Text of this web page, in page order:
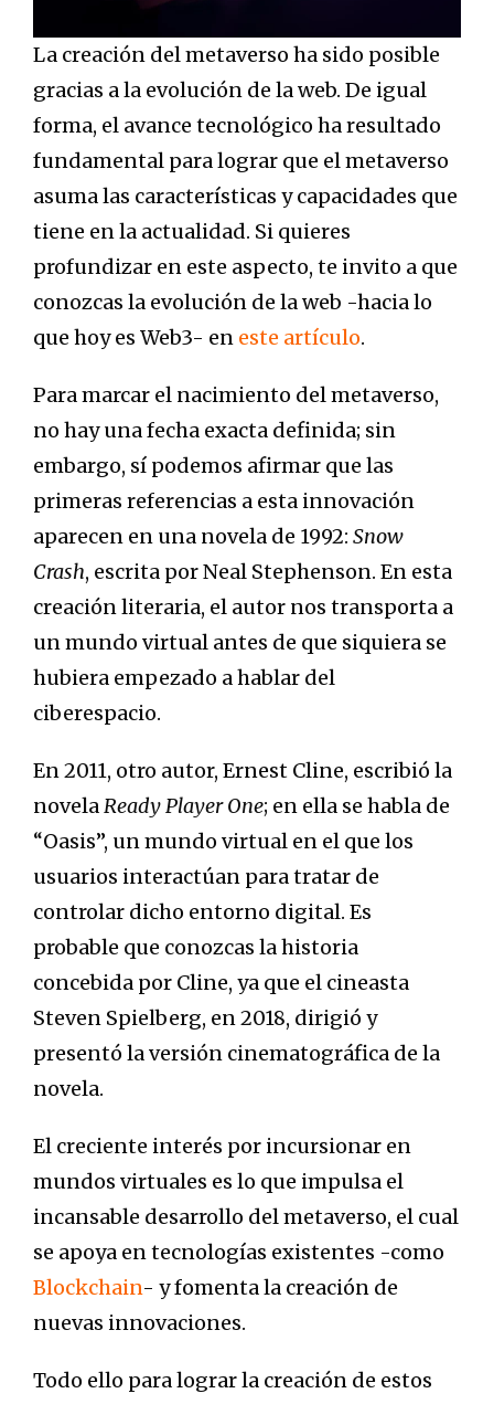
La creación del metaverso ha sido posible
gracias a la evolución de la web. De igual
forma, el avance tecnológico ha resultado
fundamental para lograr que el metaverso
asuma las características y capacidades que
tiene en la actualidad. Si quieres
profundizar en este aspecto, te invito a que
conozcas la evolución de la web -hacia lo
que hoy es Web3- en este artículo.
Para marcar el nacimiento del metaverso,
no hay una fecha exacta definida; sin
embargo, sí podemos afirmar que las
primeras referencias a esta innovación
aparecen en una novela de 1992: Snow
Crash, escrita por Neal Stephenson. En esta
creación literaria, el autor nos transporta a
un mundo virtual antes de que siquiera se
hubiera empezado a hablar del
ciberespacio.
En 2011, otro autor, Ernest Cline, escribió la
novelaReady Player One; en ella se habla de
“Oasis”, un mundo virtual en el que los
usuarios interactúan para tratar de
controlar dicho entorno digital. Es
probable que conozcas la historia
concebida por Cline, ya que el cineasta
Steven Spielberg, en 2018, dirigió y
presentó la versión cinematográfica de la
novela.
El creciente interés por incursionar en
mundos virtuales es lo que impulsa el
incansable desarrollo del metaverso, el cual
se apoya en tecnologías existentes -como
Blockchain- y fomenta la creación de
nuevas innovaciones.
Todo ello para lograr la creación de estos